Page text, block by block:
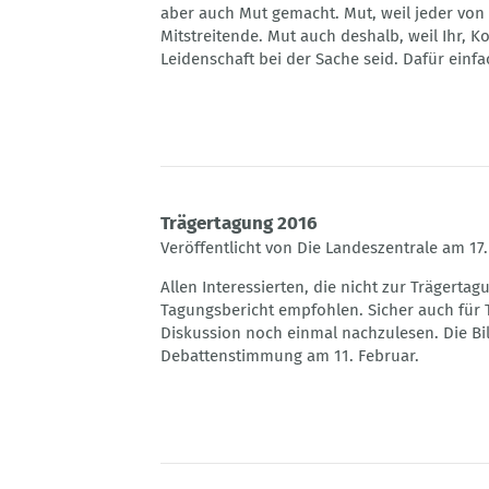
©
BLPB
aber auch Mut gemacht. Mut, weil jeder
Mitstreitende. Mut auch deshalb, weil Ihr,
Leidenschaft bei der Sache seid. Dafür
Trägertagung 2016
Veröffentlicht von Die Landeszentrale am
Allen Interessierten, die nicht zur
Tagungsbericht empfohlen. Sicher auch
Diskussion noch einmal nachzulesen. Die
Debattenstimmung am 11. Februar.